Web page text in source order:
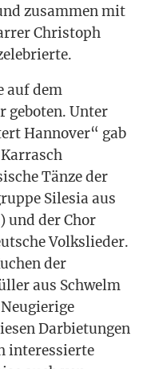
zusam­men mit
Chris­toph
auf dem
gebo­ten. Unter
Han­no­ver“ gab
Tän­ze der
Sile­sia aus
und der Chor
Volks­lie­der.
der
aus Schwelm
Dar­bie­tun­gen
inter­es­sier­te